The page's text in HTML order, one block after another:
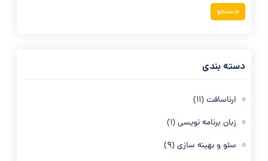
دسته بندی
ارناسافت(11)
زبان برنامه نویسی(1)
سئو و بهینه سازی(9)